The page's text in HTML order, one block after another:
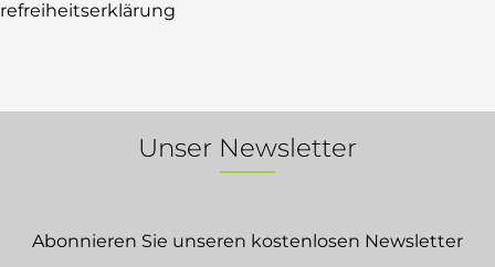
Unser Newsletter
Abonnieren Sie unseren kostenlosen Newsletter